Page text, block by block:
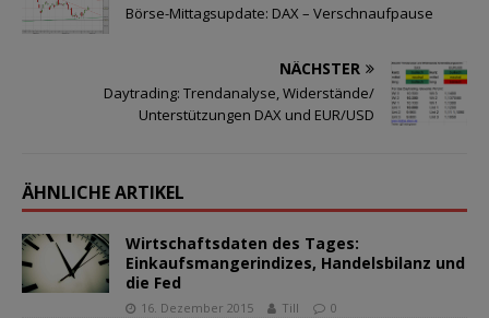
Börse-Mittagsupdate: DAX – Verschnaufpause
NÄCHSTER
Daytrading: Trendanalyse, Widerstände/
Unterstützungen DAX und EUR/USD
ÄHNLICHE ARTIKEL
Wirtschaftsdaten des Tages:
Einkaufsmangerindizes, Handelsbilanz und
die Fed
16. Dezember 2015 Till 0